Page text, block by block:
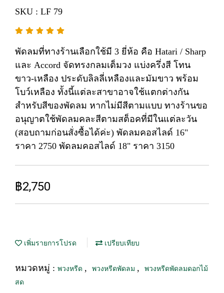
SKU : LF 79
พัดลมที่ทางร้านเลือกใช้มี 3 ยี่ห้อ คือ Hatari / Sharp
และ Accord จัดทรงกลมเต็มวง แบ่งครึ่งสี โทน
ขาว-เหลือง ประดับลิลลี่เหลืองและมัมขาว พร้อม
โบว์เหลือง ทั้งนี้แต่ละสาขาอาจใช้แตกต่างกัน
สำหรับสีของพัดลม หากไม่มีสีตามแบบ ทางร้านขอ
อนุญาตใช้พัดลมคละสีตามสต็อคที่มีในแต่ละวัน
(สอบถามก่อนสั่งซื้อได้ค่ะ) พัดลมคอสไลด์ 16"
ราคา 2750 พัดลมคอสไลด์ 18" ราคา 3150
฿2,750
เพิ่มรายการโปรด เปรียบเทียบ
หมวดหมู่ : พวงหรีด , พวงหรีดพัดลม ,
พวงหรีดพัดลมดอกไม้
สด